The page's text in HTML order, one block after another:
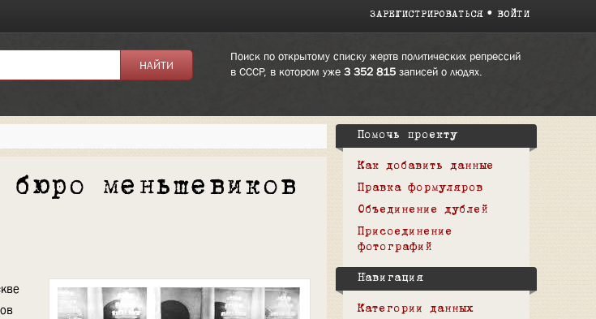
ЗАРЕГИСТРИРОВАТЬСЯ ВОЙТИ
Поиск по открытому списку жертв политических репрессий
в СССР, в котором уже 3 352 815записей о людях.
меньшевиков
Помочь проекту
Как добавить данные
Правка формуляров
Объединение дублей
Присоединение
фотографий
Навигация
Категории данных